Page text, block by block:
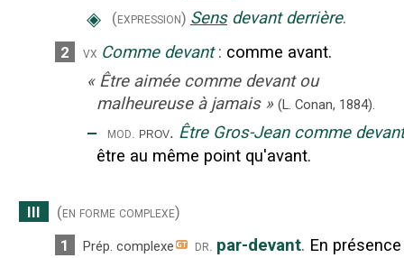
◈ (expression) Sens devant derrière.
2 vx Comme devant : comme avant.
« Être aimée comme devant ou
malheureuse à jamais » (L. Conan, 1884).
‒ mod. prov. Être Gros-Jean comme devant
être au même point qu'avant.
III
(en forme complexe)
1
Prép. complexe dr. par-devant. En présence